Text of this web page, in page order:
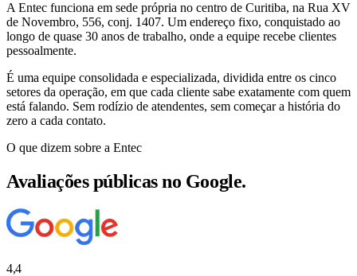
A Entec funciona em sede própria no centro de Curitiba, na Rua XV
de Novembro, 556, conj. 1407. Um endereço fixo, conquistado ao
longo de quase 30 anos de trabalho, onde a equipe recebe clientes
pessoalmente.
É uma equipe consolidada e especializada, dividida entre os cinco
setores da operação, em que cada cliente sabe exatamente com quem
está falando. Sem rodízio de atendentes, sem começar a história do
zero a cada contato.
O que dizem sobre a Entec
Avaliações públicas no Google.
4,4